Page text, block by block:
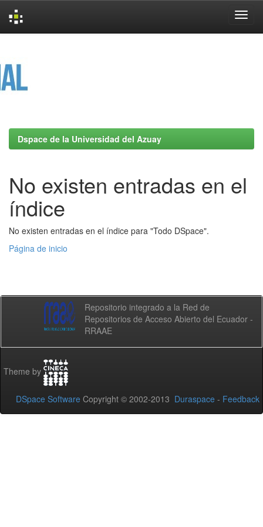
Dspace de la Universidad del Azuay
No existen entradas en el
índice
No existen entradas en el índice para "Todo DSpace".
Página de inicio
Repositorio integrado a la Red de
Repositorios de Acceso Abierto del Ecuador -
RRAAE
Theme by
DSpace Software Copyright © 2002-2013 Duraspace - Feedback